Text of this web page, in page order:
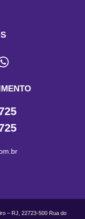
– RJ, 22723-500 Rua do